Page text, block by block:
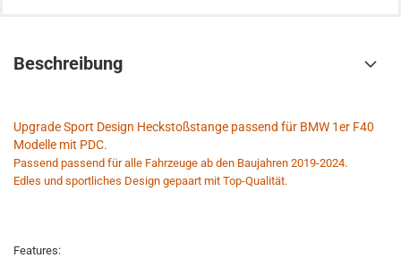
Beschreibung
Upgrade Sport Design Heckstoßstange passend für BMW 1er F40
Modelle mit PDC.
Passend passend für alle Fahrzeuge ab den Baujahren 2019-2024.
Edles und sportliches Design gepaart mit Top-Qualität.
Features: